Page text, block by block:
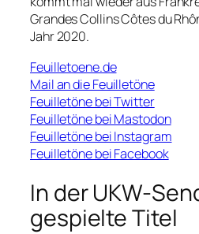
Grandes Collins Côtes du
Jahr 2020.
Feuilletoene.de
Mail an die Feuilletöne
Feuilletöne bei Twitter
Feuilletöne bei Mastodon
Feuilletöne bei Instagram
Feuilletöne bei Facebook
In der UKW-
gespielte Titel